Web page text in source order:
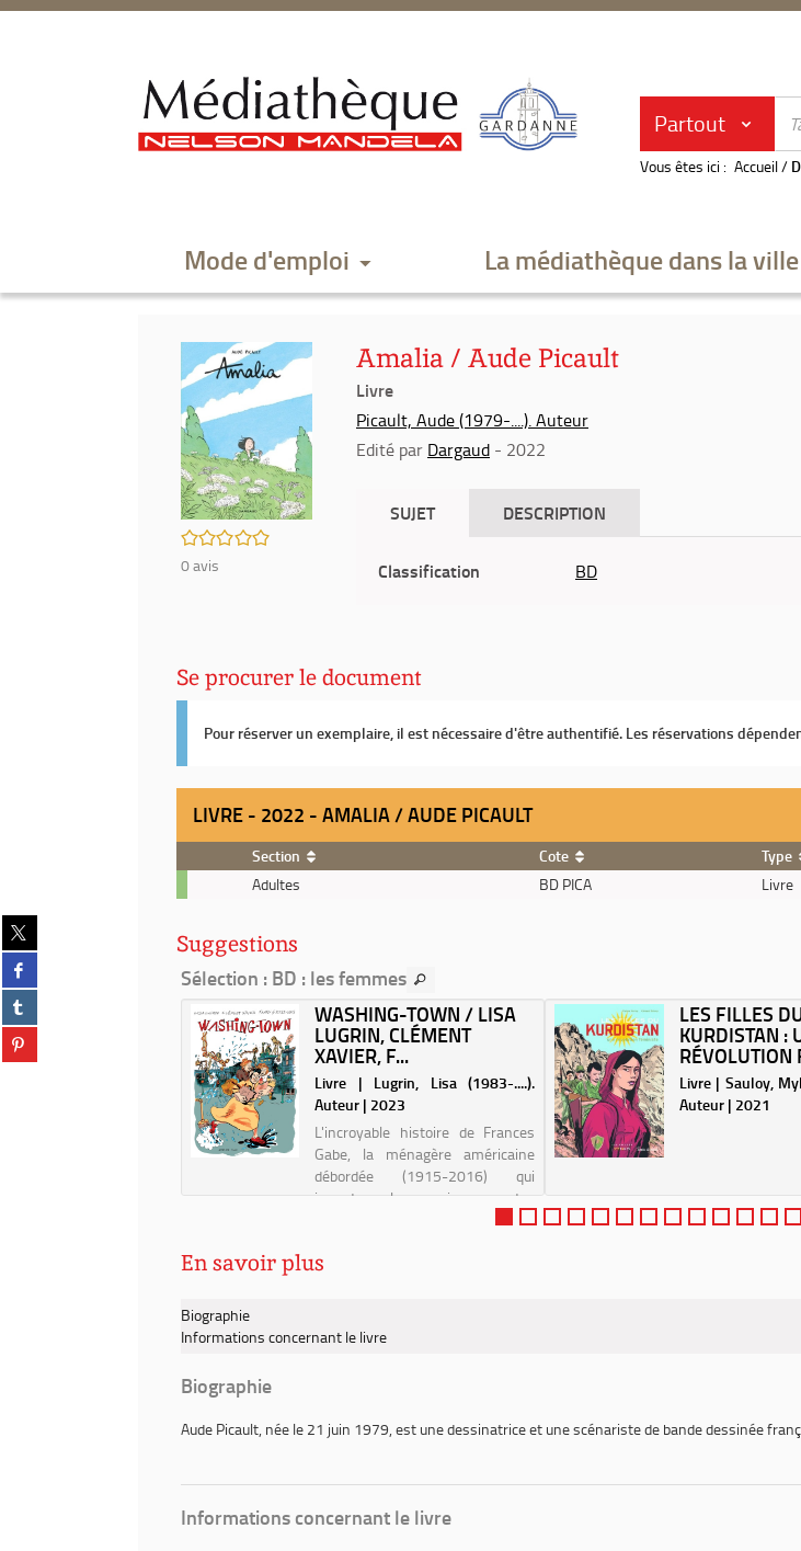
recherche
Partout
Vous êtes ici : Accueil/
Mode d'emploi La médiathèque dans la ville
Partager
sur
twitter
(Nouvelle
fenêtre)
Partager
sur
facebook
(Nouvelle
fenêtre)
Partager
sur
tumblr
(Nouvelle
Partager
sur
/5
0avis
Amalia / Aude Picault
Livre
Picault, Aude (1979-....). Auteur
Edité par Dargaud - 2022
SUJET DESCRIPTION
Classification BD
Se procurer le document
Pour réserver un exemplaire, il est nécessaire d'être authentifié. Les réservations
LIVRE - 2022 - AMALIA / AUDE PICAULT
-
-
Amalia
Aude
Picault
Section Cote Type
Adultes
BD PICA Livre
Suggestions
Sélection : BD : les femmes
WASHING-TOWN / LISA
LUGRIN, CLÉMENT
XAVIER, F...
Livre | Lugrin, Lisa (1983-....).
Auteur | 2023
L'incroyable histoire de Frances
Gabe, la ménagère américaine
débordée (1915-2016) qui
inventa la maison auto-
LES FILLES
KURDISTAN :
RÉVOLUTION
Livre | Sauloy,
Auteur | 2021
AND SUN :
DU
...
En savoir plus
Biographie
Informations concernant le livre
Biographie
Aude Picault, née le 21 juin 1979, est une dessinatrice et une scénariste de bande dessinée
Informations concernant le livre